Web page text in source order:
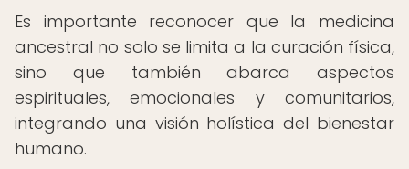
Es importante reconocer que la medicina
ancestral no solo se limita a la curación física,
sino que también abarca aspectos
espirituales, emocionales y comunitarios,
integrando una visión holística del bienestar
humano.